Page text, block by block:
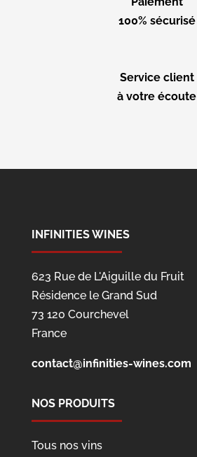
100% sécurisé
Service client
à votre écoute
INFINITIES WINES
623 Rue de L'Aiguille du Fruit
Résidence le Grand Sud
73 120 Courchevel
France
contact@infinities-wines.com
NOS PRODUITS
Tous nos vins